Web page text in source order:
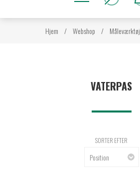
Hjem / Webshop / Måleværktøj
VATERPAS
SORTER EFTER